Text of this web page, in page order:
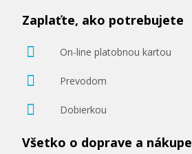
Zaplaťte, ako potrebujete
On-line platobnou kartou
Prevodom
Dobierkou
Všetko o doprave a nákupe